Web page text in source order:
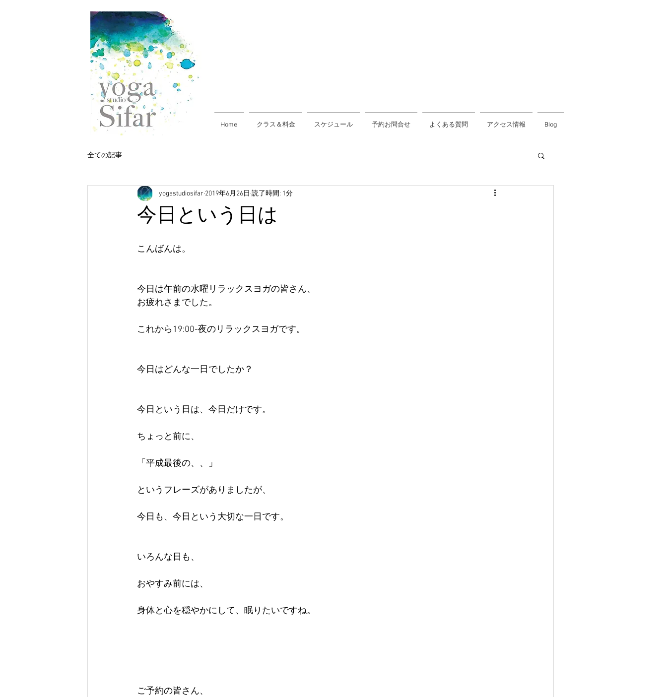
Home クラス＆料金 スケジュール 予約お問合せ よくある質問 アクセス情報 Blog
全ての記事
今日という日は
yogastudiosifar 2019年6月26日 読了時間: 1分
こんばんは。
今日は午前の水曜リラックスヨガの皆さん、
お疲れさまでした。
これから19:00-夜のリラックスヨガです。
今日はどんな一日でしたか？
今日という日は、今日だけです。
ちょっと前に、
「平成最後の、、」
というフレーズがありましたが、
今日も、今日という大切な一日です。
いろんな日も、
おやすみ前には、
身体と心を穏やかにして、眠りたいですね。
ご予約の皆さん、